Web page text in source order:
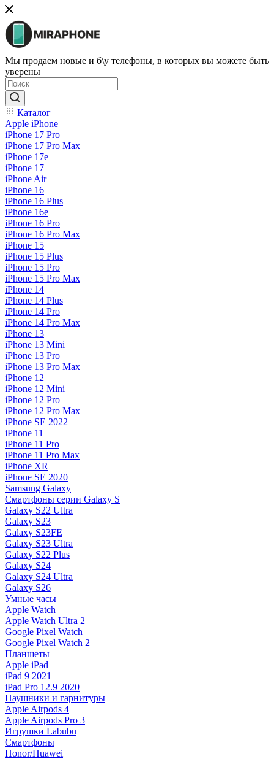
Мы продаем новые и б\у телефоны, в которых вы можете быть
уверены
Каталог
Apple iPhone
iPhone 17 Pro
iPhone 17 Pro Max
iPhone 17e
iPhone 17
iPhone Air
iPhone 16
iPhone 16 Plus
iPhone 16e
iPhone 16 Pro
iPhone 16 Pro Max
iPhone 15
iPhone 15 Plus
iPhone 15 Pro
iPhone 15 Pro Max
iPhone 14
iPhone 14 Plus
iPhone 14 Pro
iPhone 14 Pro Max
iPhone 13
iPhone 13 Mini
iPhone 13 Pro
iPhone 13 Pro Max
iPhone 12
iPhone 12 Mini
iPhone 12 Pro
iPhone 12 Pro Max
iPhone SE 2022
iPhone 11
iPhone 11 Pro
iPhone 11 Pro Max
iPhone XR
iPhone SE 2020
Samsung Galaxy
Смартфоны серии Galaxy S
Galaxy S22 Ultra
Galaxy S23
Galaxy S23FE
Galaxy S23 Ultra
Galaxy S22 Plus
Galaxy S24
Galaxy S24 Ultra
Galaxy S26
Умные часы
Apple Watch
Apple Watch Ultra 2
Google Pixel Watch
Google Pixel Watch 2
Планшеты
Apple iPad
iPad 9 2021
iPad Pro 12.9 2020
Наушники и гарнитуры
Apple Airpods 4
Apple Airpods Pro 3
Игрушки Labubu
Смартфоны
Honor/Huawei